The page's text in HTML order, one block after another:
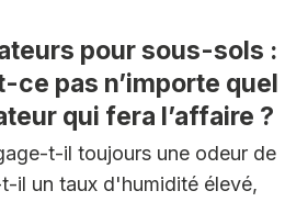
pour sous-sols :
ce pas n’importe quel
qui fera l’affaire ?
t-il toujours une odeur de
il un taux d'humidité élevé,